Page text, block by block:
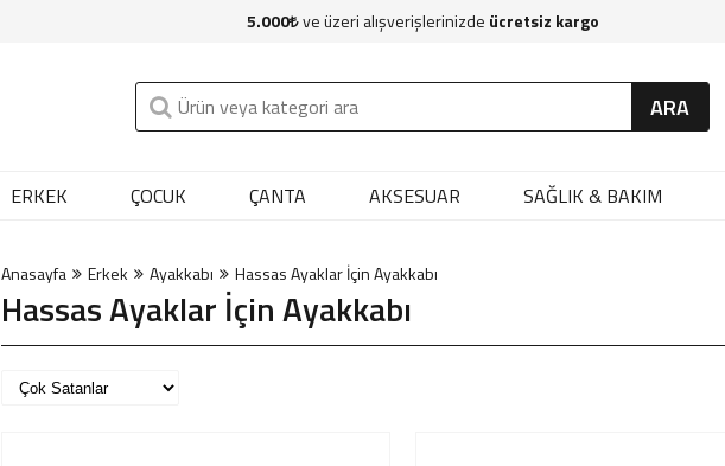
5.000 ve üzeri alışverişlerinizde ücretsiz kargo
ARA
ERKEK ÇOCUK ÇANTA AKSESUAR SAĞLIK & BAKIM
Anasayfa Erkek Ayakkabı Hassas Ayaklar İçin Ayakkabı
Hassas Ayaklar İçin Ayakkabı